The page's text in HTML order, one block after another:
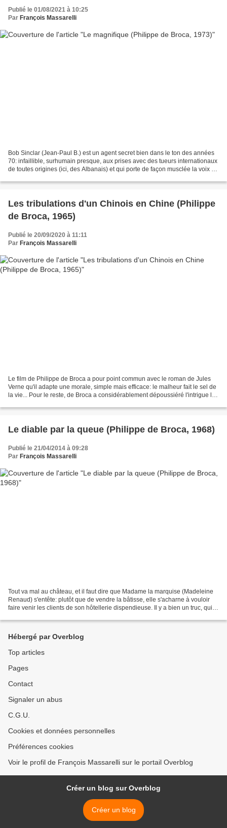
Publié le 01/08/2021 à 10:25
Par François Massarelli
Bob Sinclar (Jean-Paul B.) est un agent secret bien dans le ton des années
70: infaillible, surhumain presque, aux prises avec des tueurs internationaux
de toutes origines (ici, des Albanais) et qui porte de façon musclée la voix de
Les tribulations d'un Chinois en Chine (Philippe
de Broca, 1965)
Publié le 20/09/2020 à 11:11
Par François Massarelli
Le film de Philippe de Broca a pour point commun avec le roman de Jules
Verne qu'il adapte une morale, simple mais efficace: le malheur fait le sel de
la vie... Pour le reste, de Broca a considérablement dépoussiéré l'intrigue la
Le diable par la queue (Philippe de Broca, 1968)
Publié le 21/04/2014 à 09:28
Par François Massarelli
Tout va mal au château, et il faut dire que Madame la marquise (Madeleine
Renaud) s'entête: plutôt que de vendre la bâtisse, elle s'acharne à vouloir
faire venir les clients de son hôtellerie dispendieuse. Il y a bien un truc, qui
Hébergé par Overblog
Top articles
Pages
Contact
Signaler un abus
C.G.U.
Cookies et données personnelles
Préférences cookies
Voir le profil de François Massarelli sur le portail Overblog
Créer un blog sur Overblog
Créer un blog